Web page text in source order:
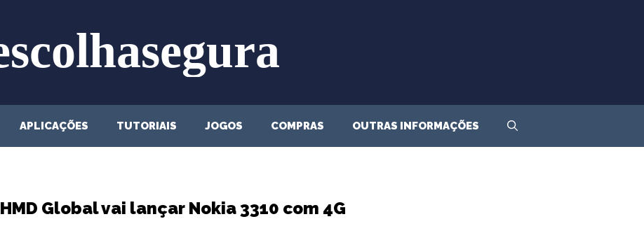
APLICAÇÕES TUTORIAIS JOGOS COMPRAS OUTRAS INFORMAÇÕES
HMD Global vai lançar Nokia 3310 com 4G